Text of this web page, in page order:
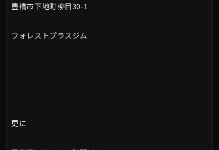
豊橋市下地町柳目30-1
フォレストプラスジム
更に